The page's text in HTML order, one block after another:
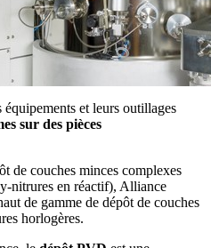
et leurs outillages
sur des pièces
de couches minces complexes
nitrures en réactif), Alliance
de gamme de dépôt de couches
horlogères.